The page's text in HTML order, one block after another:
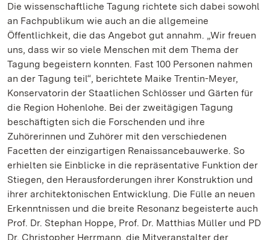
Die wissenschaftliche Tagung richtete sich dabei sowohl
an Fachpublikum wie auch an die allgemeine
Öffentlichkeit, die das Angebot gut annahm. „Wir freuen
uns, dass wir so viele Menschen mit dem Thema der
Tagung begeistern konnten. Fast 100 Personen nahmen
an der Tagung teil“, berichtete Maike Trentin-Meyer,
Konservatorin der Staatlichen Schlösser und Gärten für
die Region Hohenlohe. Bei der zweitägigen Tagung
beschäftigten sich die Forschenden und ihre
Zuhörerinnen und Zuhörer mit den verschiedenen
Facetten der einzigartigen Renaissancebauwerke. So
erhielten sie Einblicke in die repräsentative Funktion der
Stiegen, den Herausforderungen ihrer Konstruktion und
ihrer architektonischen Entwicklung. Die Fülle an neuen
Erkenntnissen und die breite Resonanz begeisterte auch
Prof. Dr. Stephan Hoppe, Prof. Dr. Matthias Müller und PD
Dr. Christopher Herrmann, die Mitveranstalter der